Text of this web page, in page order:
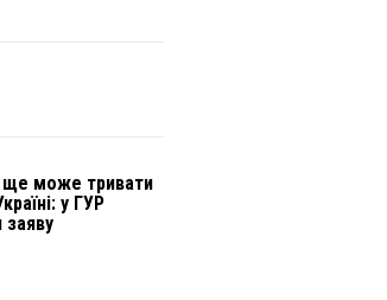
ще може тривати
у ГУР
заяву